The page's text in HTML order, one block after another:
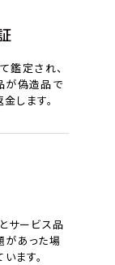
定され、
が偽造品で
します。
サービス品
があった場
ます。